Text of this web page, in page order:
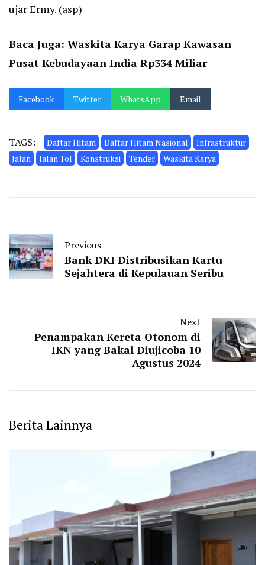
ujar Ermy. (asp)
Baca Juga: Waskita Karya Garap Kawasan
Pusat Kebudayaan India Rp334 Miliar
Facebook Twitter WhatsApp Email
TAGS: Daftar Hitam Daftar Hitam Nasional
Infrastruktur
Jalan
Jalan Tol Konstruksi Tender Waskita Karya
Previous
Bank DKI Distribusikan Kartu
Sejahtera di Kepulauan Seribu
Next
Penampakan Kereta Otonom di
IKN yang Bakal Diujicoba 10
Agustus 2024
Berita Lainnya